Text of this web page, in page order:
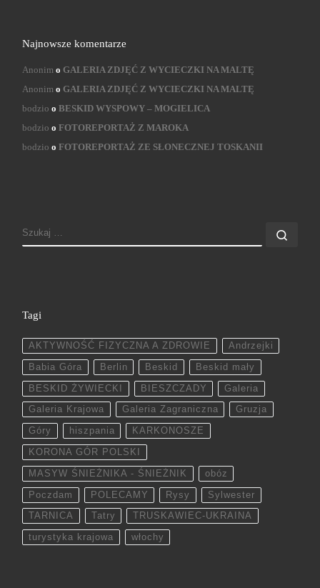
Najnowsze komentarze
Anonimo GALERIA ZDJĘĆ Z WYCIECZKI NA MALTĘ
Anonimo GALERIA ZDJĘĆ Z WYCIECZKI NA MALTĘ
bodzio o BESKID WYSPOWY – MOGIELICA
bodzio o FOTOREPORTAŻ Z MAROKA
bodzio o FOTOREPORTAŻ ZE SŁONECZNEJ TOSKANII
SZUKAJ
Tagi
AKTYWNOŚĆ FIZYCZNA A ZDROWIE Andrzejki
Babia Góra Berlin Beskid Beskid mały
BESKID ŻYWIECKI BIESZCZADY Galeria
Galeria Krajowa Galeria Zagraniczna Gruzja
Góry hiszpania KARKONOSZE
KORONA GÓR POLSKI
MASYW ŚNIEŻNIKA - ŚNIEŻNIK obóz
Poczdam POLECAMY Rysy Sylwester
TARNICA Tatry TRUSKAWIEC-UKRAINA
turystyka krajowa włochy